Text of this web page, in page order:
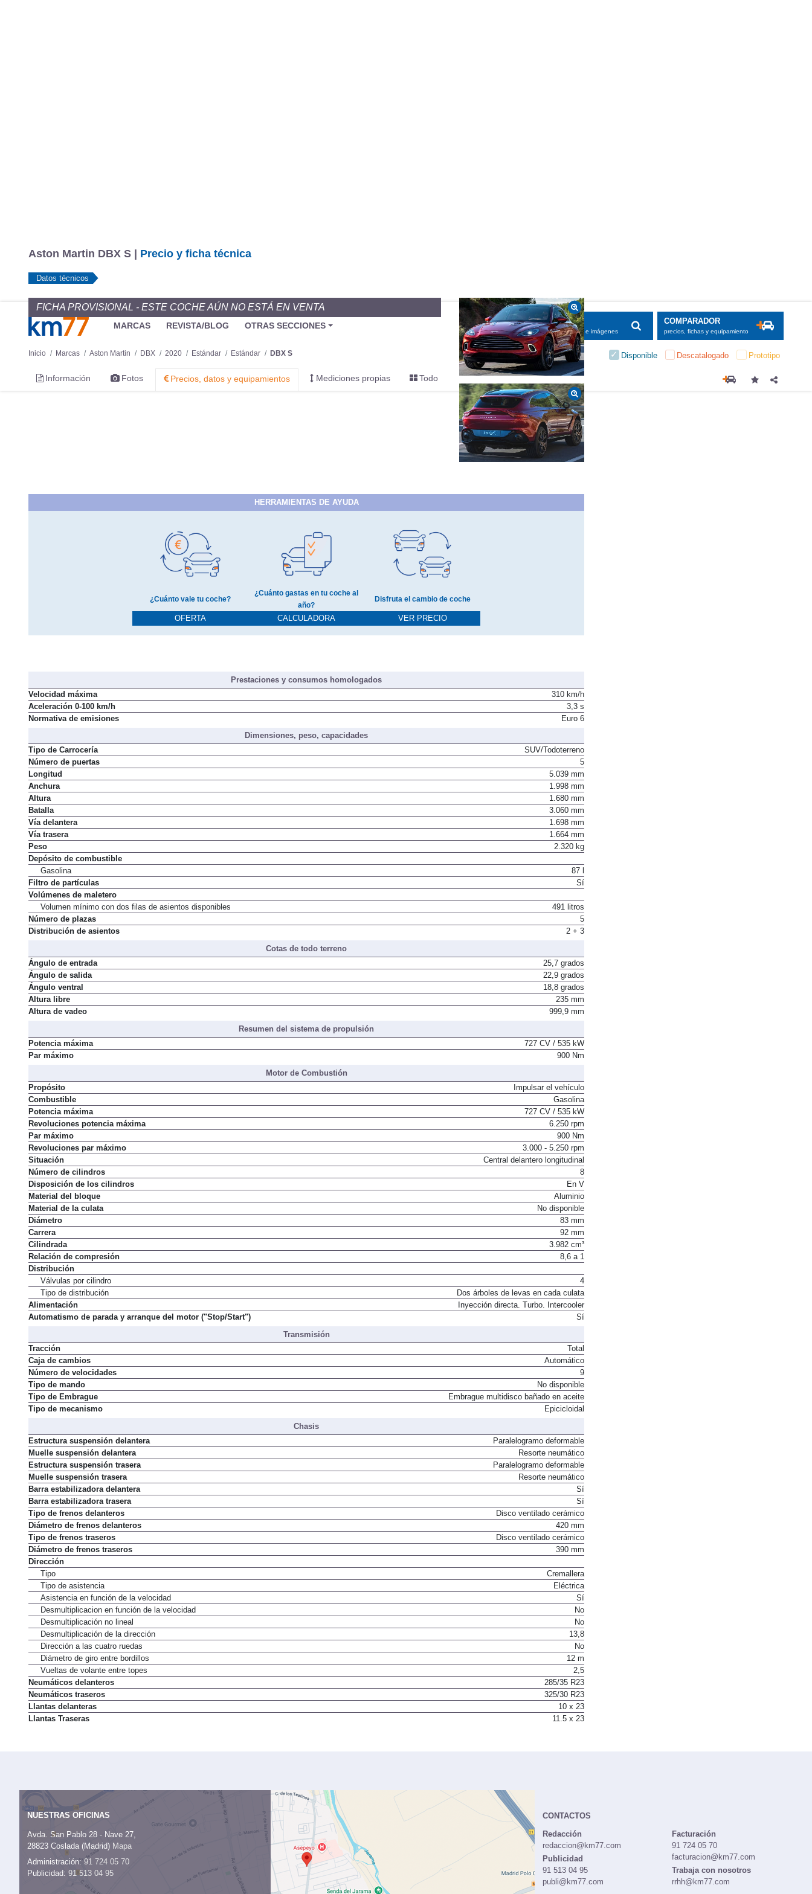
MARCAS REVISTA/BLOG OTRAS SECCIONES BUSCADOR
informaciones, fichas e imágenes
COMPARADOR
precios, fichas y equipamiento
Inicio Marcas Aston Martin DBX 2020 Estándar Estándar DBX S Disponible Descatalogado Prototipo
Información Fotos Precios, datos y equipamientos Mediciones propias Todo
Aston Martin DBX S | Precio y ficha técnica
Datos técnicos
FICHA PROVISIONAL - ESTE COCHE AÚN NO ESTÁ EN VENTA
HERRAMIENTAS DE AYUDA
¿Cuánto vale tu coche?
OFERTA
¿Cuánto gastas en tu coche al
año?
CALCULADORA
Disfruta el cambio de coche
VER PRECIO
Prestaciones y consumos homologados
Velocidad máxima
310 km/h
Aceleración 0-100 km/h
3,3 s
Normativa de emisiones
Euro 6
Dimensiones, peso, capacidades
Tipo de Carrocería
SUV/Todoterreno
Número de puertas
5
Longitud
5.039 mm
Anchura
1.998 mm
Altura
1.680 mm
Batalla
3.060 mm
Vía delantera
1.698 mm
Vía trasera
1.664 mm
Peso
2.320 kg
Depósito de combustible
Gasolina
87 l
Filtro de partículas
Sí
Volúmenes de maletero
Volumen mínimo con dos filas de asientos disponibles
491 litros
Número de plazas
5
Distribución de asientos
2 + 3
Cotas de todo terreno
Ángulo de entrada
25,7 grados
Ángulo de salida
22,9 grados
Ángulo ventral
18,8 grados
Altura libre
235 mm
Altura de vadeo
999,9 mm
Resumen del sistema de propulsión
Potencia máxima
727 CV / 535 kW
Par máximo
900 Nm
Motor de Combustión
Propósito
Impulsar el vehículo
Combustible
Gasolina
Potencia máxima
727 CV / 535 kW
Revoluciones potencia máxima
6.250 rpm
Par máximo
900 Nm
Revoluciones par máximo
3.000 - 5.250 rpm
Situación
Central delantero longitudinal
Número de cilindros
8
Disposición de los cilindros
En V
Material del bloque
Aluminio
Material de la culata
No disponible
Diámetro
83 mm
Carrera
92 mm
Cilindrada
3.982 cm³
Relación de compresión
8,6 a 1
Distribución
Válvulas por cilindro
4
Tipo de distribución
Dos árboles de levas en cada culata
Alimentación
Inyección directa. Turbo. Intercooler
Automatismo de parada y arranque del motor ("Stop/Start")
Sí
Transmisión
Tracción
Total
Caja de cambios
Automático
Número de velocidades
9
Tipo de mando
No disponible
Tipo de Embrague
Embrague multidisco bañado en aceite
Tipo de mecanismo
Epicicloidal
Chasis
Estructura suspensión delantera
Paralelogramo deformable
Muelle suspensión delantera
Resorte neumático
Estructura suspensión trasera
Paralelogramo deformable
Muelle suspensión trasera
Resorte neumático
Barra estabilizadora delantera
Sí
Barra estabilizadora trasera
Sí
Tipo de frenos delanteros
Disco ventilado cerámico
Diámetro de frenos delanteros
420 mm
Tipo de frenos traseros
Disco ventilado cerámico
Diámetro de frenos traseros
390 mm
Dirección
Tipo
Cremallera
Tipo de asistencia
Eléctrica
Asistencia en función de la velocidad
Sí
Desmultiplicacion en función de la velocidad
No
Desmultiplicación no lineal
No
Desmultiplicación de la dirección
13,8
Dirección a las cuatro ruedas
No
Diámetro de giro entre bordillos
12 m
Vueltas de volante entre topes
2,5
Neumáticos delanteros
285/35 R23
Neumáticos traseros
325/30 R23
Llantas delanteras
10 x 23
Llantas Traseras
11.5 x 23
NUESTRAS OFICINAS
Avda. San Pablo 28 - Nave 27,
28823 Coslada (Madrid) Mapa
Administración:91 724 05 70
Publicidad: 91 513 04 95
CONTACTOS
Redacción
redaccion@km77.com
Publicidad
91 513 04 95
publi@km77.com
Facturación
91 724 05 70
facturacion@km77.com
Trabaja con nosotros
rrhh@km77.com